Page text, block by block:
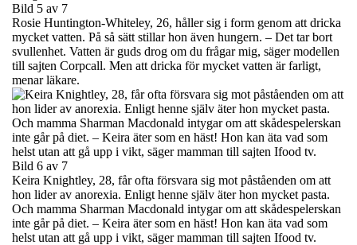
Bild 5 av 7
Rosie Huntington-Whiteley, 26, håller sig i form genom att dricka
mycket vatten. På så sätt stillar hon även hungern. – Det tar bort
svullenhet. Vatten är guds drog om du frågar mig, säger modellen
till sajten Corpcall. Men att dricka för mycket vatten är farligt,
menar läkare.
Bild 6 av 7
Keira Knightley, 28, får ofta försvara sig mot påståenden om att
hon lider av anorexia. Enligt henne själv äter hon mycket pasta.
Och mamma Sharman Macdonald intygar om att skådespelerskan
inte går på diet. – Keira äter som en häst! Hon kan äta vad som
helst utan att gå upp i vikt, säger mamman till sajten Ifood tv.